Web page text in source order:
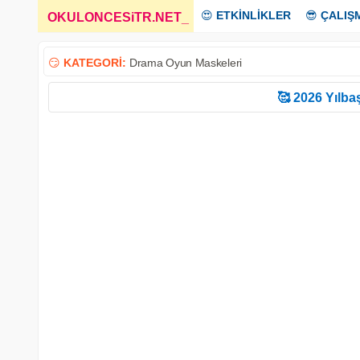
OKULONCESiTR.NET 😍 ETKİNLİKLER 😎
😏 KATEGORİ: Drama Oyun Maskeleri
🥰 2026